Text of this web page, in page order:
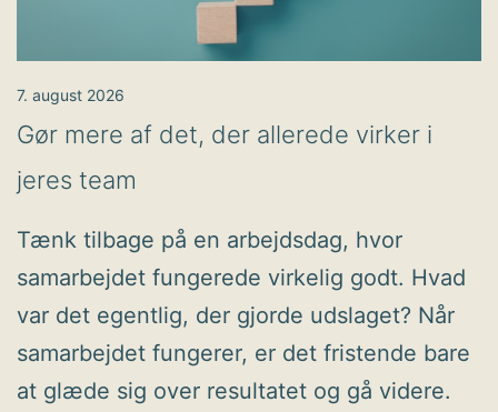
Gør mere af det, der allerede virker i
jeres team
7. august 2026
Tænk tilbage på en arbejdsdag, hvor
samarbejdet fungerede virkelig godt. Hvad
var det egentlig, der gjorde udslaget? Når
samarbejdet fungerer, er det fristende bare
at glæde sig over resultatet og gå videre.